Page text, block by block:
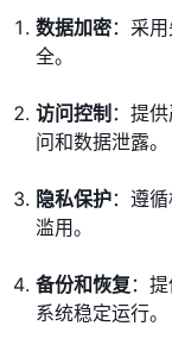
数据加密：采
全。
访问控制 ：提
问和数据泄露。
隐私保护：遵
滥用。
备份和恢复 ：
系统稳定运行。